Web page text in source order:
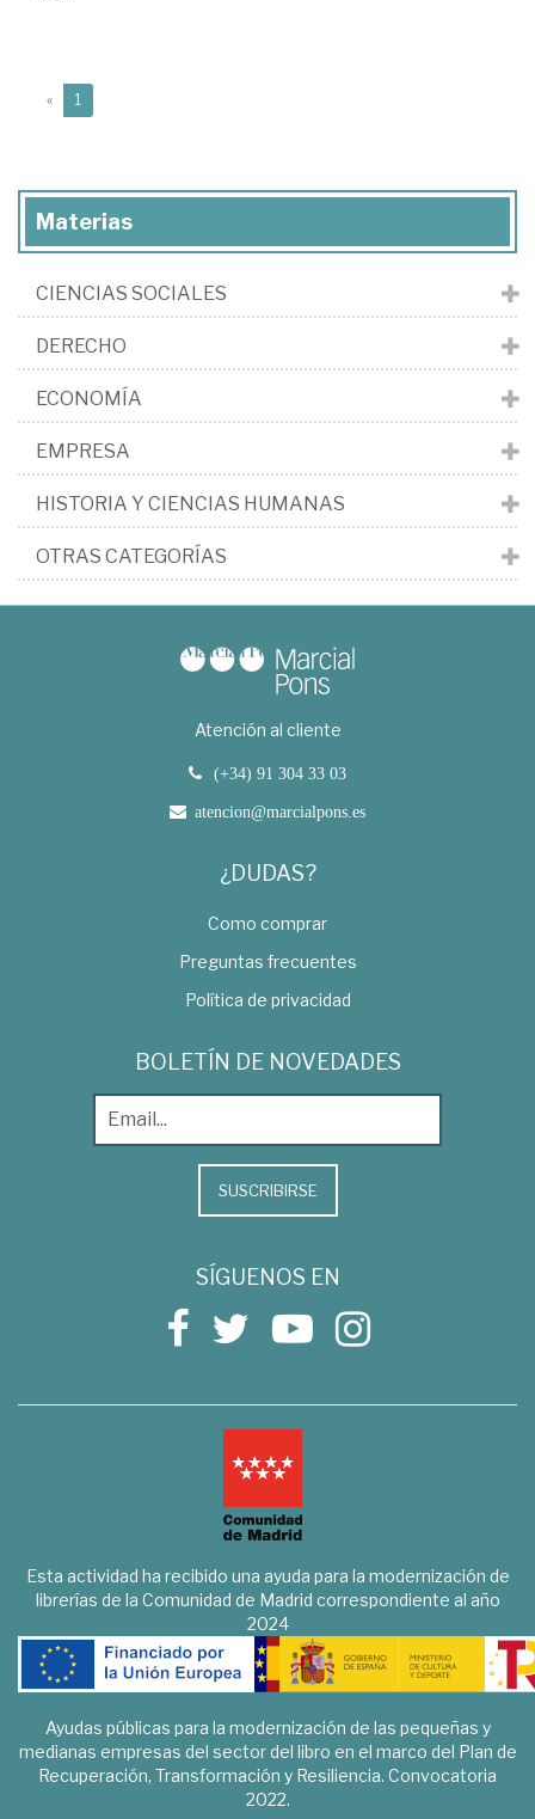
« 1
Materias
CIENCIAS SOCIALES
DERECHO
ECONOMÍA
EMPRESA
HISTORIA Y CIENCIAS HUMANAS
OTRAS CATEGORÍAS
Atención al cliente
(+34) 91 304 33 03
atencion@marcialpons.es
¿DUDAS?
Como comprar
Preguntas frecuentes
Política de privacidad
BOLETÍN DE NOVEDADES
SUSCRIBIRSE
SÍGUENOS EN
Esta actividad ha recibido una ayuda para la modernización de
librerías de la Comunidad de Madrid correspondiente al año
2024
Ayudas públicas para la modernización de las pequeñas y
medianas empresas del sector del libro en el marco del Plan de
Recuperación, Transformación y Resiliencia. Convocatoria
2022.